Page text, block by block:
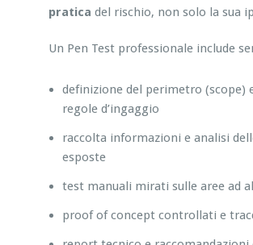
pratica del rischio, non solo la sua
Un Pen Test professionale include
definizione del perimetro (scope)
regole d’ingaggio
raccolta informazioni e analisi
esposte
test manuali mirati sulle aree ad
proof of concept controllati e